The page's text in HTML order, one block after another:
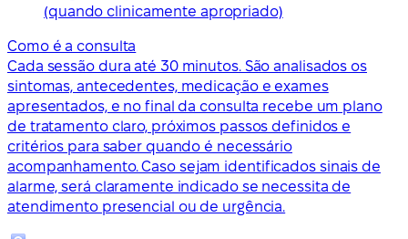
(quando clinicamente apropriado)
Como é a consulta
Cada sessão dura até 30 minutos. São analisados os
sintomas, antecedentes, medicação e exames
apresentados, e no final da consulta recebe um plano
de tratamento claro, próximos passos definidos e
critérios para saber quando é necessário
acompanhamento. Caso sejam identificados sinais de
alarme, será claramente indicado se necessita de
atendimento presencial ou de urgência.